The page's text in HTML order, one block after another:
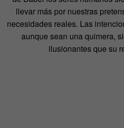
llevar más por nuestras
necesidades reales. Las
aunque sean una quimera,
ilusionantes que su